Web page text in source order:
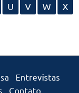
U V W
X
Entrevistas
Contato